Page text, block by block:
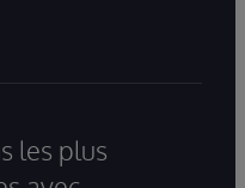
les plus